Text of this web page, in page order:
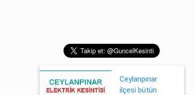
Ceylanpınar
ilçesi bütün